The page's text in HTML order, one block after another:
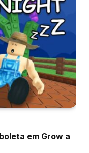
em Grow a